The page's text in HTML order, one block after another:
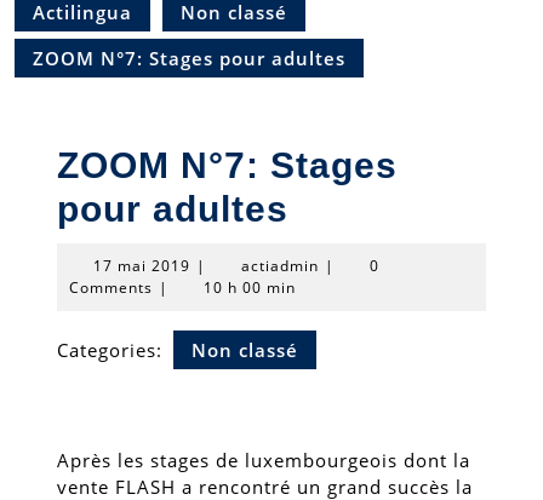
Actilingua
Non classé
ZOOM N°7: Stages pour adultes
ZOOM N°7: Stages
pour adultes
17 mai 2019 17
mai
| actiadmin actiadmin
|
0
Comments | 10 h 00 min
Categories: Non classé
Après les stages de luxembourgeois dont la
vente FLASH a rencontré un grand succès la